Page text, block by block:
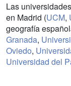
Las
en Madrid (UCM,
geografía
Granada,
Oviedo,
Universidad del